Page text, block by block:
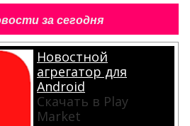
за сегодня
Новостной
агрегатор для
Android
Скачать в Play
Market